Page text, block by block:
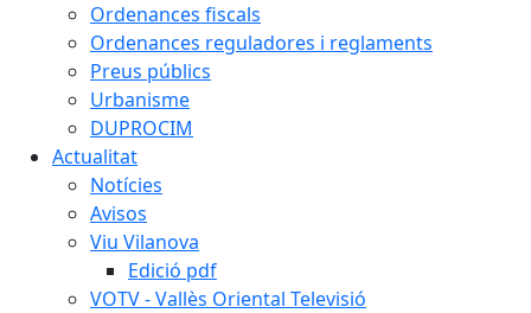
Ordenances fiscals
Ordenances reguladores i reglaments
Preus públics
Urbanisme
DUPROCIM
Actualitat
Notícies
Avisos
Viu Vilanova
Edició pdf
VOTV - Vallès Oriental Televisió